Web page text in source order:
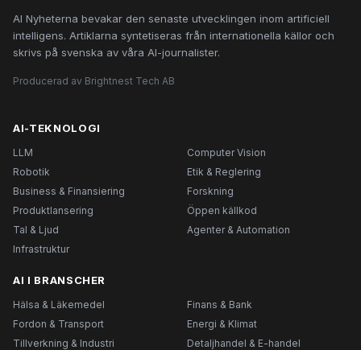
AI Nyheterna bevakar den senaste utvecklingen inom artificiell
intelligens. Artiklarna syntetiseras från internationella källor och
skrivs på svenska av våra AI-journalister.
Producerad av Brightnest Tech AB
AI-TEKNOLOGI
LLM
Computer Vision
Robotik
Etik & Reglering
Business & Finansiering
Forskning
Produktlansering
Öppen källkod
Tal & Ljud
Agenter & Automation
Infrastruktur
AI I BRANSCHER
Hälsa & Läkemedel
Finans & Bank
Fordon & Transport
Energi & Klimat
Tillverkning & Industri
Detaljhandel & E-handel